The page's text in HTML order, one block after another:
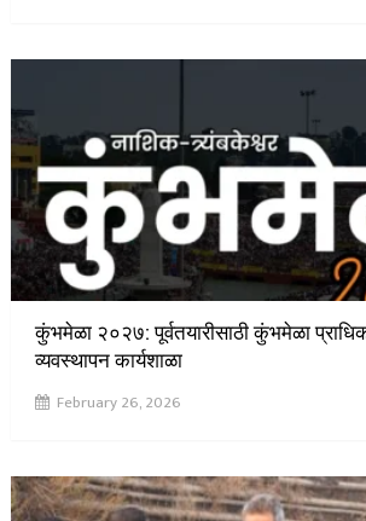
कुंभमेळा २०२७: पूर्वतयारीसाठी कुंभमेळा
व्यवस्थापन कार्यशाळा
February 26, 2026